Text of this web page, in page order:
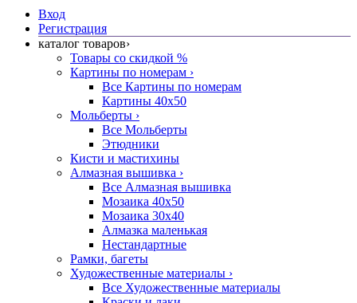
Вход
Регистрация
каталог товаров›
Товары со скидкой %
Картины по номерам ›
Все Картины по номерам
Картины 40x50
Мольберты ›
Все Мольберты
Этюдники
Кисти и мастихины
Алмазная вышивка ›
Все Алмазная вышивка
Мозаика 40x50
Мозаика 30x40
Алмазка маленькая
Нестандартные
Рамки, багеты
Художественные материалы ›
Все Художественные материалы